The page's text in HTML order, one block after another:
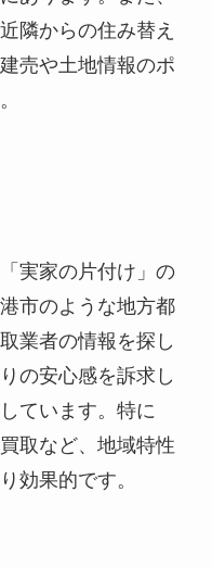
隣からの住み替え
売や土地情報のポ
実家の片付け」の
市のような地方都
業者の情報を探し
の安心感を訴求し
ています。特に
取など、地域特性
効果的です。